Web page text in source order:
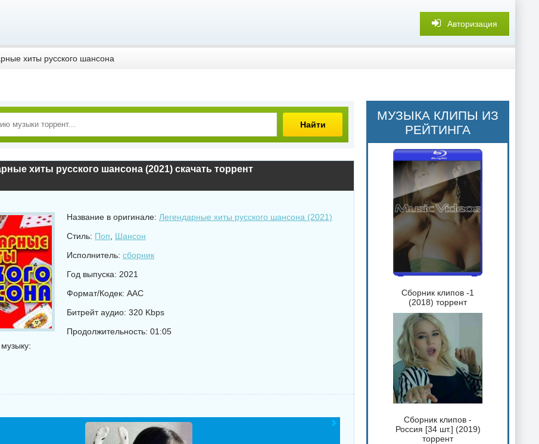
Авторизация
хиты русского шансона
Найти
хиты русского шансона (2021) скачать торрент
Название в оригинале: Легендарные хиты русского шансона (2021)
Стиль: Поп
Шансон
Исполнитель: сборник
Год выпуска: 2021
Формат/Кодек: AAC
Битрейт аудио: 320 Kbps
Продолжительность: 01:05
МУЗЫКА КЛИПЫ ИЗ
РЕЙТИНГА
Сборник клипов -1
(2018) торрент
Сборник клипов -
Россия [34 шт.] (2019)
торрент